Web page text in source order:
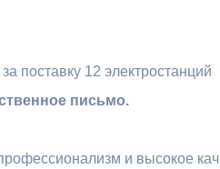
письмо.
и высокое